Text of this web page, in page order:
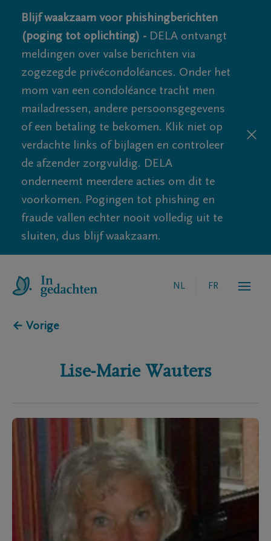
Blijf waakzaam voor phishingberichten
(poging tot oplichting) - DELA ontvangt
meldingen over valse berichten via
zogezegde privécondoléances. Onder het
mom van een condoléance tracht men
mailadressen, andere persoonsgegevens
of een betaling te bekomen. Klik niet op
verdachte links of bijlagen en controleer
de afzender zorgvuldig. DELA
onderneemt meerdere acties om dit te
voorkomen. Pogingen tot phishing en
fraude vallen echter nooit volledig uit te
sluiten, dus blijf waakzaam.
NL FR
← Vorige
Lise-Marie Wauters